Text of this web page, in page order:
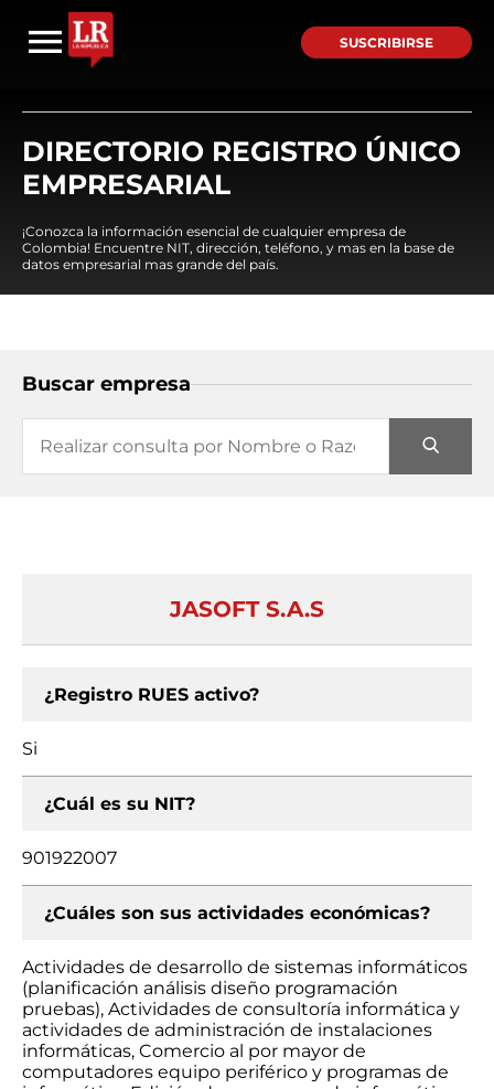
SUSCRIBIRSE
DIRECTORIO REGISTRO ÚNICO
EMPRESARIAL
¡Conozca la información esencial de cualquier empresa de
Colombia! Encuentre NIT, dirección, teléfono, y mas en la base de
datos empresarial mas grande del país.
Buscar empresa
JASOFT S.A.S
¿Registro RUES activo?
Si
¿Cuál es su NIT?
901922007
¿Cuáles son sus actividades económicas?
Actividades de desarrollo de sistemas informáticos
(planificación análisis diseño programación
pruebas), Actividades de consultoría informática y
actividades de administración de instalaciones
informáticas, Comercio al por mayor de
computadores equipo periférico y programas de